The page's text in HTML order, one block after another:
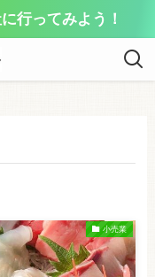
行ってみよう！
小売業